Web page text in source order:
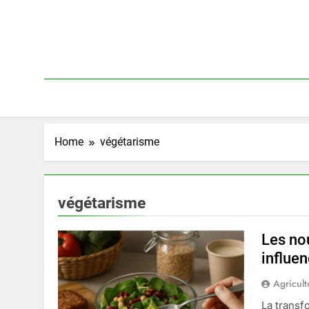
Home végétarisme
végétarisme
Les
La